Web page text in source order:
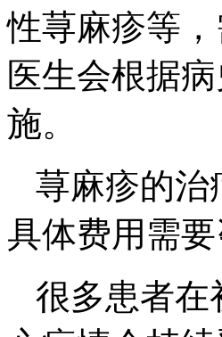
性荨麻疹等
医生会根据
施。
荨麻疹的治
具体费用需
很多患者在